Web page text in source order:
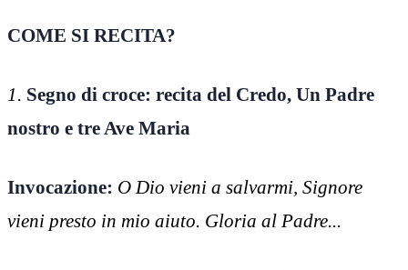
COME SI RECITA?
1. Segno di croce: recita del Credo, Un Padre
nostro e tre Ave Maria
Invocazione: O Dio vieni a salvarmi, Signore
vieni presto in mio aiuto. Gloria al Padre...